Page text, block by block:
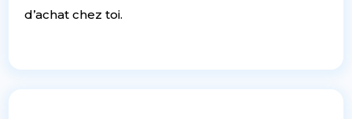
d’achat chez toi.